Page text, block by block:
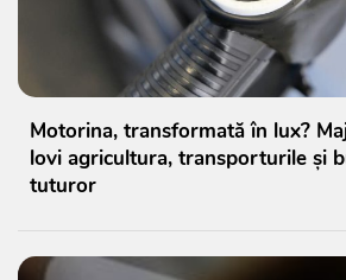
Motorina, transformată în lux?
lovi agricultura, transporturile și
tuturor